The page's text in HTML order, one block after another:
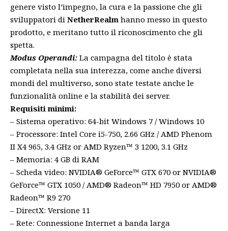
genere visto l’impegno, la cura e la passione che gli
sviluppatori di NetherRealm hanno messo in questo
prodotto, e meritano tutto il riconoscimento che gli
spetta.
Modus Operandi: La campagna del titolo è stata
completata nella sua interezza, come anche diversi
mondi del multiverso, sono state testate anche le
funzionalità online e la stabilità dei server.
Requisiti minimi:
– Sistema operativo: 64-bit Windows 7 / Windows 10
– Processore: Intel Core i5-750, 2.66 GHz / AMD Phenom
II X4 965, 3.4 GHz or AMD Ryzen™ 3 1200, 3.1 GHz
– Memoria: 4 GB di RAM
– Scheda video: NVIDIA® GeForce™ GTX 670 or NVIDIA®
GeForce™ GTX 1050 / AMD® Radeon™ HD 7950 or AMD®
Radeon™ R9 270
– DirectX: Versione 11
– Rete: Connessione Internet a banda larga